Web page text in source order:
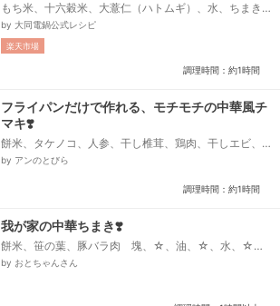
もち米、十六穀米、大薏仁（ハトムギ）、水、ちまき
の葉、綿ひも、【◎炒め具材】、◎牛バラ肉（細切
れ）、◎サツマイモ、◎桜エビ、◎スルメイカ、◎にん
にく油、【★調味料】、★醤油、★料理酒、★白胡椒
粉、【△牛肉の下味】、△黒胡椒粉、△塩、△にんに
by 大同電鍋公式レシピ
楽天市場
調理時間：約1時間
フライパンだけで作れる、モチモチの中華風チ
マキ❣️
餅米、タケノコ、人参、干し椎茸、鶏肉、干しエビ、
★醤油、★酒、★鶏ガラ粉末、★オイスターソース、
by アンのとびら
調理時間：約1時間
我が家の中華ちまき❣️
餅米、笹の葉、豚バラ肉 塊、☆、油、☆、水、☆醤
油、☆、酒、☆、砂糖、☆、八角、うずらの卵、油、
ターソース、#砂糖、ごま油、甘栗...
by おとちゃんさん